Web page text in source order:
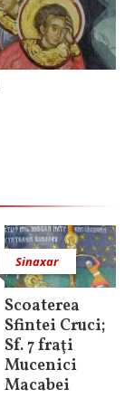
Sinaxar
Scoaterea
Sfintei Cruci;
Sf. 7 fraţi
Mucenici
Macabei